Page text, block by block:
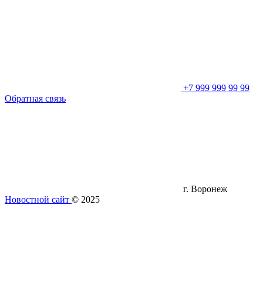
+7 999 999 99 99
Обратная связь
г. Воронеж
Новостной сайт © 2025